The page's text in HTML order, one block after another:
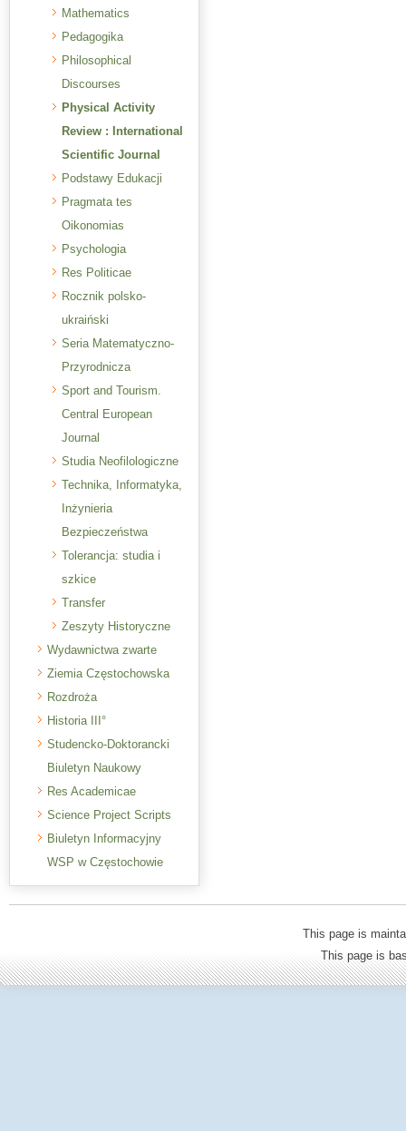
Mathematics
Pedagogika
Philosophical
Discourses
Physical Activity
Review : International
Scientific Journal
Podstawy Edukacji
Pragmata tes
Oikonomias
Psychologia
Res Politicae
Rocznik polsko-
ukraiński
Seria Matematyczno-
Przyrodnicza
Sport and Tourism.
Central European
Journal
Studia Neofilologiczne
Technika, Informatyka,
Inżynieria
Bezpieczeństwa
Tolerancja: studia i
szkice
Transfer
Zeszyty Historyczne
Wydawnictwa zwarte
Ziemia Częstochowska
Rozdroża
Historia III°
Studencko-Doktorancki
Biuletyn Naukowy
Res Academicae
Science Project Scripts
Biuletyn Informacyjny
WSP w Częstochowie
This page is
This page is